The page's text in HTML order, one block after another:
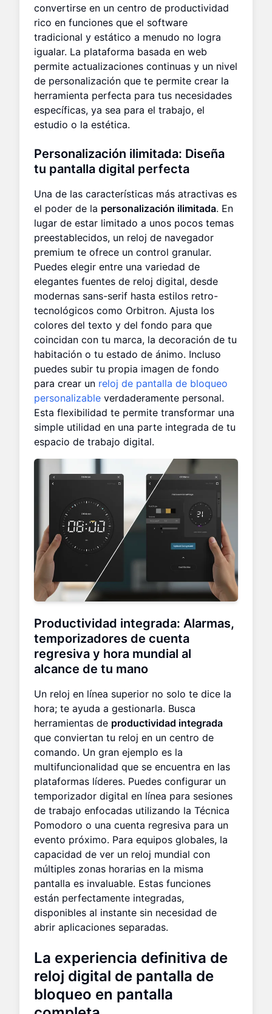
convertirse en un centro de productividad
rico en funciones que el software
tradicional y estático a menudo no logra
igualar. La plataforma basada en web
permite actualizaciones continuas y un nivel
de personalización que te permite crear la
herramienta perfecta para tus necesidades
específicas, ya sea para el trabajo, el
estudio o la estética.
Personalización ilimitada: Diseña
tu pantalla digital perfecta
Una de las características más atractivas es
el poder de la personalización ilimitada. En
lugar de estar limitado a unos pocos temas
preestablecidos, un reloj de navegador
premium te ofrece un control granular.
Puedes elegir entre una variedad de
elegantes fuentes de reloj digital, desde
modernas sans-serif hasta estilos retro-
tecnológicos como Orbitron. Ajusta los
colores del texto y del fondo para que
coincidan con tu marca, la decoración de tu
habitación o tu estado de ánimo. Incluso
puedes subir tu propia imagen de fondo
para crear un reloj de pantalla de bloqueo
personalizable verdaderamente personal.
Esta flexibilidad te permite transformar una
simple utilidad en una parte integrada de tu
espacio de trabajo digital.
Productividad integrada: Alarmas,
temporizadores de cuenta
regresiva y hora mundial al
alcance de tu mano
Un reloj en línea superior no solo te dice la
hora; te ayuda a gestionarla. Busca
herramientas de productividad integrada
que conviertan tu reloj en un centro de
comando. Un gran ejemplo es la
multifuncionalidad que se encuentra en las
plataformas líderes. Puedes configurar un
temporizador digital en línea para sesiones
de trabajo enfocadas utilizando la Técnica
Pomodoro o una cuenta regresiva para un
evento próximo. Para equipos globales, la
capacidad de ver un reloj mundial con
múltiples zonas horarias en la misma
pantalla es invaluable. Estas funciones
están perfectamente integradas,
disponibles al instante sin necesidad de
abrir aplicaciones separadas.
La experiencia definitiva de
reloj digital de pantalla de
bloqueo en pantalla